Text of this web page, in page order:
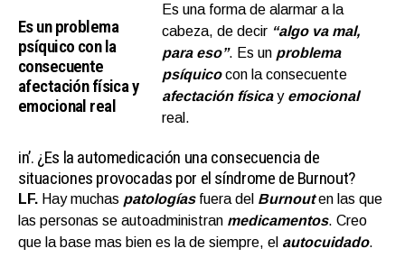
Es un problema
psíquico con la
consecuente
afectación física y
emocional real
Es una forma de alarmar a la
cabeza, de decir “algo va mal,
para eso”. Es un problema
psíquicocon la consecuente
afectación físicay emocional
real.
in’. ¿Es la automedicación una consecuencia de
situaciones provocadas por el síndrome de Burnout?
LF. Hay muchas patologíasfuera del Burnouten las que
las personas se autoadministran medicamentos. Creo
que la base mas bien es la de siempre, el autocuidado.